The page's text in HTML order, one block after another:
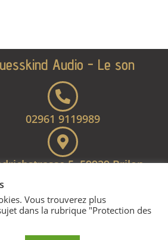
Audio - Le son
02961 9119989
5, 59929 Brilon
légales
Vous trouverez plus
dans la rubrique "Protection des